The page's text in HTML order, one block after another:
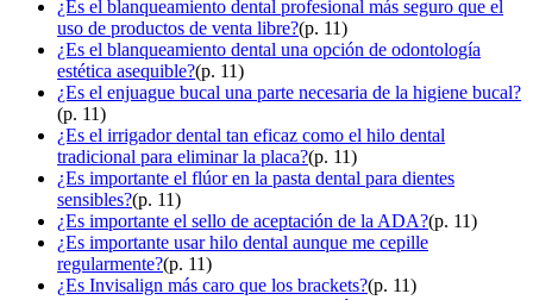
¿Es el blanqueamiento dental profesional más seguro que el
uso de productos de venta libre?(p. 11)
¿Es el blanqueamiento dental una opción de odontología
estética asequible?(p. 11)
¿Es el enjuague bucal una parte necesaria de la higiene bucal?
(p. 11)
¿Es el irrigador dental tan eficaz como el hilo dental
tradicional para eliminar la placa?(p. 11)
¿Es importante el flúor en la pasta dental para dientes
sensibles?(p. 11)
¿Es importante el sello de aceptación de la ADA?(p. 11)
¿Es importante usar hilo dental aunque me cepille
regularmente?(p. 11)
¿Es Invisalign más caro que los brackets?(p. 11)